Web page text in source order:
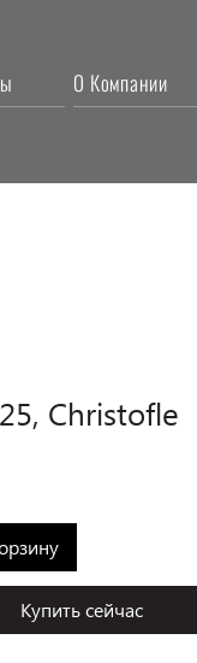
О Компании
Christofle
Купить сейчас